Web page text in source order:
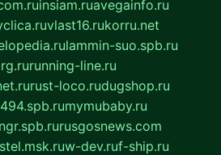
insiam.ruavegainfo.ru
vlast16.rukorru.net
lammin-suo.spb.ru
running-line.ru
rust-loco.rudugshop.ru
mymubaby.ru
ngr.spb.rurusgosnews.com
w-dev.ruf-ship.ru